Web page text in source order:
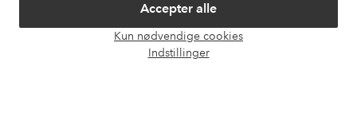
Accepter alle
Kun nødvendige cookies
Indstillinger